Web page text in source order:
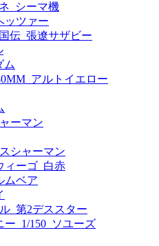
_シーマ機
ッツァー
伝_張遼サザビー
ム
アルトイエロー
ーマン
シャーマン
ィーゴ_白赤
ムベア
_第2デススター
_1/150_ソユーズ